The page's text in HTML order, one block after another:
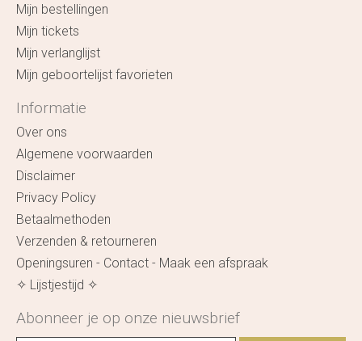
Mijn bestellingen
Mijn tickets
Mijn verlanglijst
Mijn geboortelijst favorieten
Informatie
Over ons
Algemene voorwaarden
Disclaimer
Privacy Policy
Betaalmethoden
Verzenden & retourneren
Openingsuren - Contact - Maak een afspraak
✧ Lijstjestijd ✧
Abonneer je op onze nieuwsbrief